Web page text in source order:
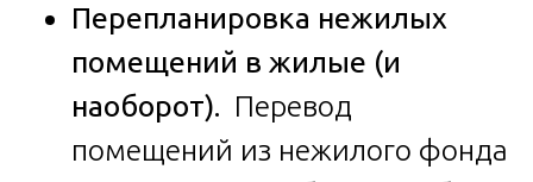
Перепланировка нежилых
помещений в жилые (и
наоборот). Перевод
помещений из нежилого фонда